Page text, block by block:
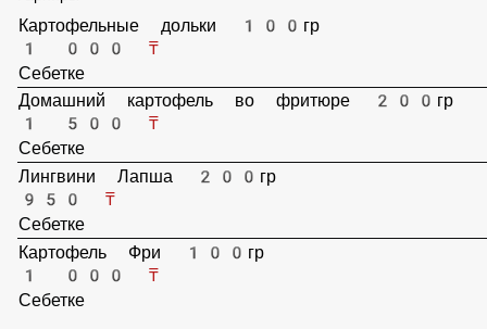
Гарниры
Картофельные дольки 100гр
1 000 ₸
Себетке
Домашний картофель во фритюре 200гр
1 500 ₸
Себетке
Лингвини Лапша 200гр
950 ₸